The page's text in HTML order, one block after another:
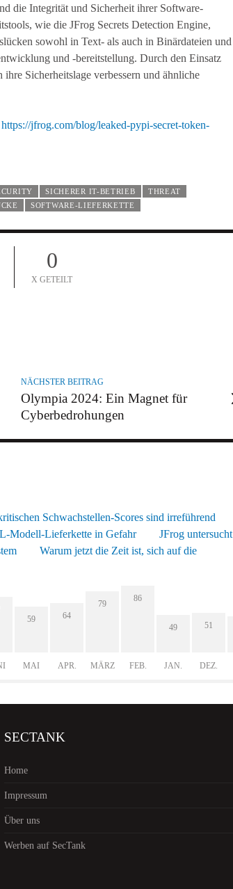
die Integrität und Sicherheit ihrer Software-
wie die JFrog Secrets Detection Engine,
sowohl in Text- als auch in Binärdateien und
und -bereitstellung. Durch den Einsatz
Sicherheitslage verbessern und ähnliche
https://jfrog.com/blog/leaked-pypi-secret-token-
SICHERER IT-BETRIEB
THREAT
SOFTWARE-LIEFERKETTE
0
X GETEILT
NÄCHSTER BEITRAG
Olympia 2024: Ein Magnet für
Cyberbedrohungen
Schwachstellen-Scores sind irreführend
Modell-Lieferkette in Gefahr
JFrog untersucht
Warum jetzt die Zeit ist, sich auf die
59
MAI
64
APR.
79
MÄRZ
86
FEB.
49
JAN.
51
DEZ.
SECTANK
Home
Impressum
Über uns
Werben auf SecTank